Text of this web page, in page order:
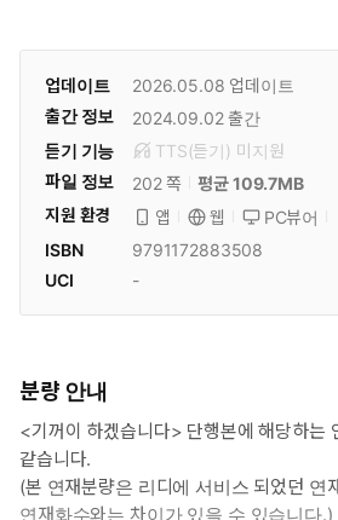
업데이트 2026.05.08 업데이트
출간 정보
2024.09.02 출간
듣기 기능
TTS(듣기) 미 지원
파일 정보
202 쪽
평균 109.7MB
지원 환경
앱 웹 PC뷰어
ISBN
9791172883508
UCI
-
분량 안내
<기꺼이 하겠습니다> 단행본에 해당하는
같습니다.
(본 연재분량은 리디에 서비스 되었던 연
연재화수와는 차이가 있을 수 있습니다.)